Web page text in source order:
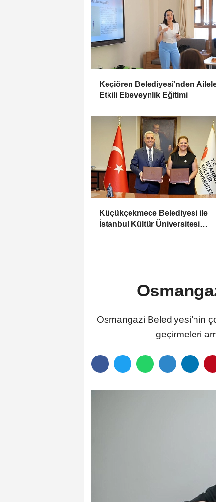
Keçiören Belediyesi'nden
Etkili Ebeveynlik Eğitimi
Küçükçekmece Belediyesi ile
İstanbul Kültür Üniversitesi
Osmangazi Belediyesi’nin
geçirmeleri